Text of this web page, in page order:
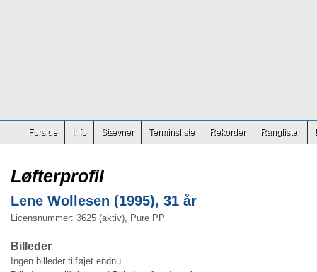
Forside Info Stævner Terminsliste Rekorder Ranglister
Løfterprofil
Lene Wollesen (1995), 31 år
Licensnummer: 3625 (aktiv), Pure PP
Billeder
Ingen billeder tilføjet endnu.